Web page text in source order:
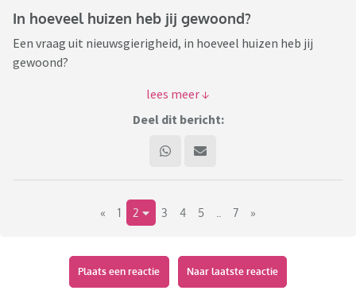
In hoeveel huizen heb jij gewoond?
Een vraag uit nieuwsgierigheid, in hoeveel huizen heb jij
gewoond?
En hoeveel waren dat er in je jeugd en hoeveel toen je uit huis
Ik woon nu in mijn 6e huis. In mijn jeugd heb ik in 2 huizen
gewoond en sinds ik uit huis ben in 4 huizen.
Deel dit bericht:
« 1 2 3 4 5 7 »
Plaats een reactie Naar laatste reactie